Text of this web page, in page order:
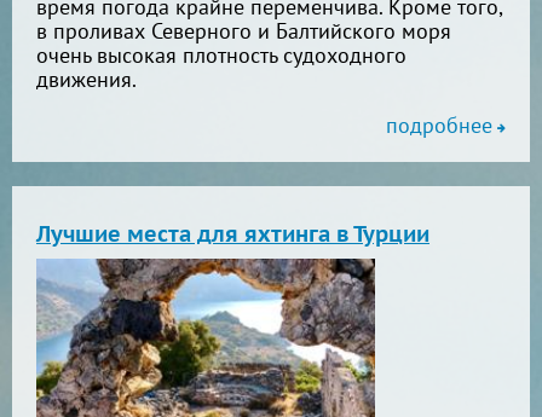
время погода крайне переменчива. Кроме того,
в проливах Северного и Балтийского моря
очень высокая плотность судоходного
движения.
подробнее
Лучшие места для яхтинга в Турции